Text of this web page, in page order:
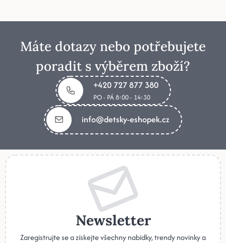
Máte dotazy nebo potřebujete
poradit s výběrem zboží?
+420 727 877 380
PO - PÁ 8:00 - 14:30
info@detsky-eshopek.cz
Newsletter
Zaregistrujte se a získejte všechny nabídky, trendy novinky a